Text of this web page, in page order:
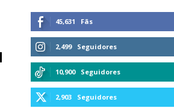
45,631 Fãs
2,499 Seguidores
10,900 Seguidores
2,903 Seguidores